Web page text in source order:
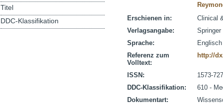
Erschienen in:
Clinical
Verlagsangabe:
Springer
Sprache:
Englisch
Referenz zum
Volltext:
http://
ISSN:
1573-
DDC-Klassifikation:
610 -
Dokumentart:
Titel
DDC-Klassifikation